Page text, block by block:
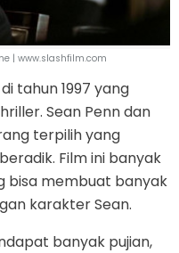
| www.slashfilm.com
tahun 1997 yang
Sean Penn dan
terpilih yang
Film ini banyak
bisa membuat banyak
karakter Sean.
banyak pujian,